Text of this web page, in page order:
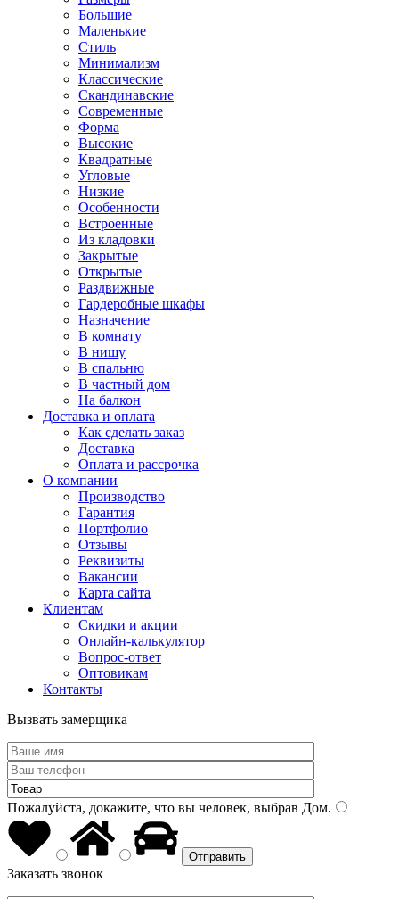
Большие
Маленькие
Стиль
Минимализм
Классические
Скандинавские
Современные
Форма
Высокие
Квадратные
Угловые
Низкие
Особенности
Встроенные
Из кладовки
Закрытые
Открытые
Раздвижные
Гардеробные шкафы
Назначение
В комнату
В нишу
В спальню
В частный дом
На балкон
Доставка и оплата
Как сделать заказ
Доставка
Оплата и рассрочка
О компании
Производство
Гарантия
Портфолио
Отзывы
Реквизиты
Вакансии
Карта сайта
Клиентам
Скидки и акции
Онлайн-калькулятор
Вопрос-ответ
Оптовикам
Контакты
Вызвать замерщика
Пожалуйста, докажите, что вы человек, выбрав Дом.
Заказать звонок